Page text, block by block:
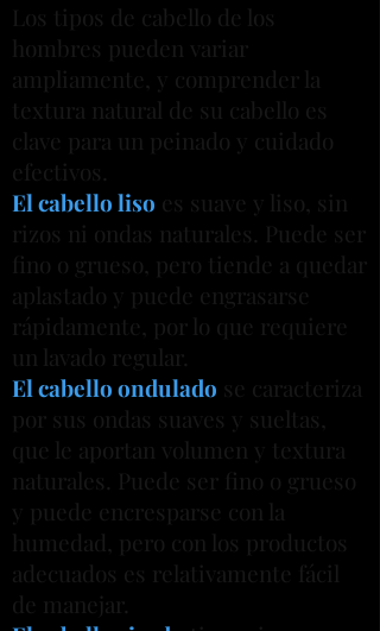
Los tipos de cabello de los
hombres pueden variar
ampliamente, y comprender la
textura natural de su cabello es
clave para un peinado y cuidado
efectivos.
El cabello liso es suave y liso, sin
rizos ni ondas naturales. Puede ser
fino o grueso, pero tiende a quedar
aplastado y puede engrasarse
rápidamente, por lo que requiere
un lavado regular.
El cabello ondulado se caracteriza
por sus ondas suaves y sueltas,
que le aportan volumen y textura
naturales. Puede ser fino o grueso
y puede encresparse con la
humedad, pero con los productos
adecuados es relativamente fácil
de manejar.